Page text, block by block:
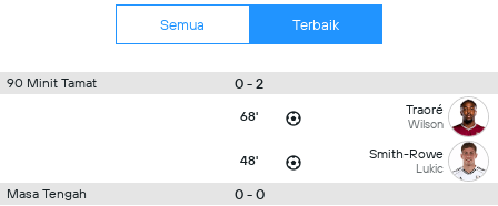
Semua Terbaik
90 Minit Tamat 0 - 2
68' Traoré
Wilson
48' Smith-Rowe
Lukic
Masa Tengah 0 - 0